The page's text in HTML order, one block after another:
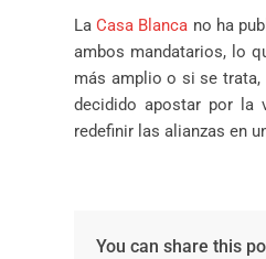
LaCasa Blanca no ha
ambos mandatarios, lo
más amplio o si se trata,
decidido apostar por la
redefinir las alianzas en
You can share this